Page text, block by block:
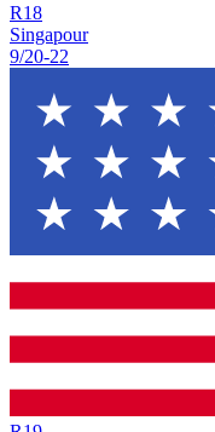
R18
Singapour
9/20-22